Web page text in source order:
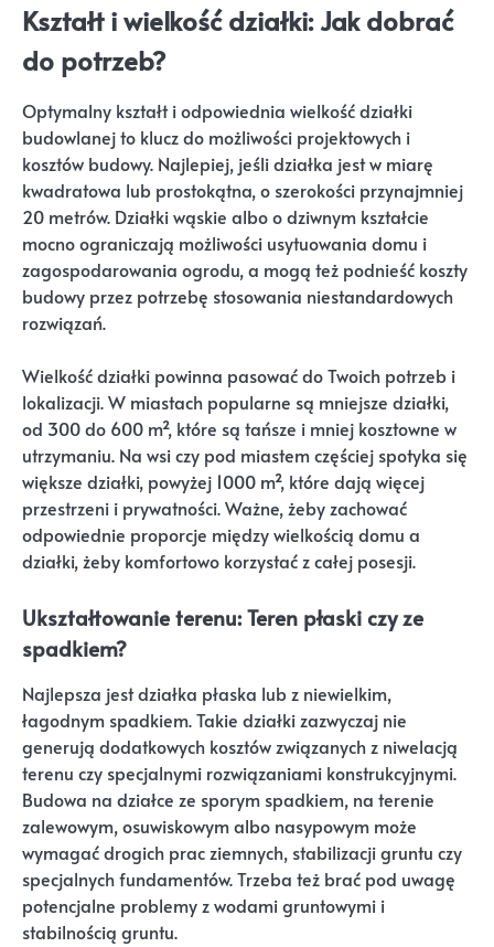
Kształt i wielkość działki: Jak dobrać
do potrzeb?
Optymalny kształt i odpowiednia wielkość działki
budowlanej to klucz do możliwości projektowych i
kosztów budowy. Najlepiej, jeśli działka jest w miarę
kwadratowa lub prostokątna, o szerokości przynajmniej
20 metrów. Działki wąskie albo o dziwnym kształcie
mocno ograniczają możliwości usytuowania domu i
zagospodarowania ogrodu, a mogą też podnieść koszty
budowy przez potrzebę stosowania niestandardowych
rozwiązań.
Wielkość działki powinna pasować do Twoich potrzeb i
lokalizacji. W miastach popularne są mniejsze działki,
od 300 do 600 m², które są tańsze i mniej kosztowne w
utrzymaniu. Na wsi czy pod miastem częściej spotyka się
większe działki, powyżej 1000 m², które dają więcej
przestrzeni i prywatności. Ważne, żeby zachować
odpowiednie proporcje między wielkością domu a
działki, żeby komfortowo korzystać z całej posesji.
Ukształtowanie terenu: Teren płaski czy ze
spadkiem?
Najlepsza jest działka płaska lub z niewielkim,
łagodnym spadkiem. Takie działki zazwyczaj nie
generują dodatkowych kosztów związanych z niwelacją
terenu czy specjalnymi rozwiązaniami konstrukcyjnymi.
Budowa na działce ze sporym spadkiem, na terenie
zalewowym, osuwiskowym albo nasypowym może
wymagać drogich prac ziemnych, stabilizacji gruntu czy
specjalnych fundamentów. Trzeba też brać pod uwagę
potencjalne problemy z wodami gruntowymi i
stabilnością gruntu.